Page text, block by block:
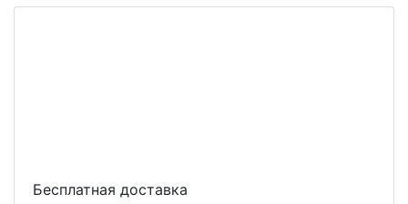
Бесплатная доставка